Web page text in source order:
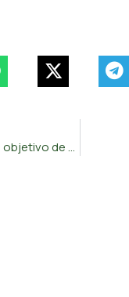
Ordem dos Advogados assinala centenário com objetivo de se abrir à sociedade